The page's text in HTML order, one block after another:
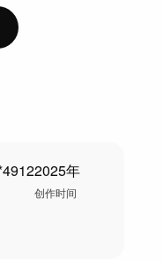
2025年
创作时间